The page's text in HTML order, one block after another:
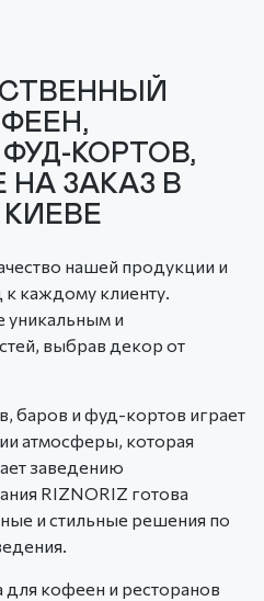
КОРТОВ,
НА ЗАКАЗ В
нашей продукции и
каждому клиенту.
уникальным и
выбрав декор от
баров и фуд-кортов играет
атмосферы, которая
заведению
RIZNORIZ готова
и стильные решения по
кофеен и ресторанов